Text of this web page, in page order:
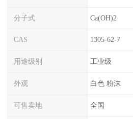
分子式 Ca(OH)2
CAS 1305-62-7
用途级别 工业级
外观 白色 粉沫
可售卖地 全国